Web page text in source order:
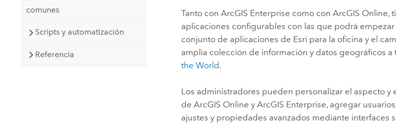
comunes
Scripts y automatización
Referencia
Tanto conArcGIS Enterprise como conArcGIS Online,
aplicaciones configurables con las que podrá empezar
conjunto de aplicaciones de Esri para la oficina y el
amplia colección de información y datos geográficos
the World.
Los administradores pueden personalizar el aspecto y
deArcGIS Online yArcGIS Enterprise, agregar
ajustes y propiedades avanzados mediante interfaces